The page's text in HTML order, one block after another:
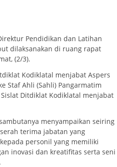
Pendidikan dan Latihan
dilaksanakan di ruang rapat
(2/3).
Kodiklatal menjabat Aspers
Staf Ahli (Sahli) Pangarmatim
Ditdiklat Kodiklatal menjabat
menyampaikan seiring
terima jabatan yang
personil yang memiliki
inovasi dan kreatifitas serta seni